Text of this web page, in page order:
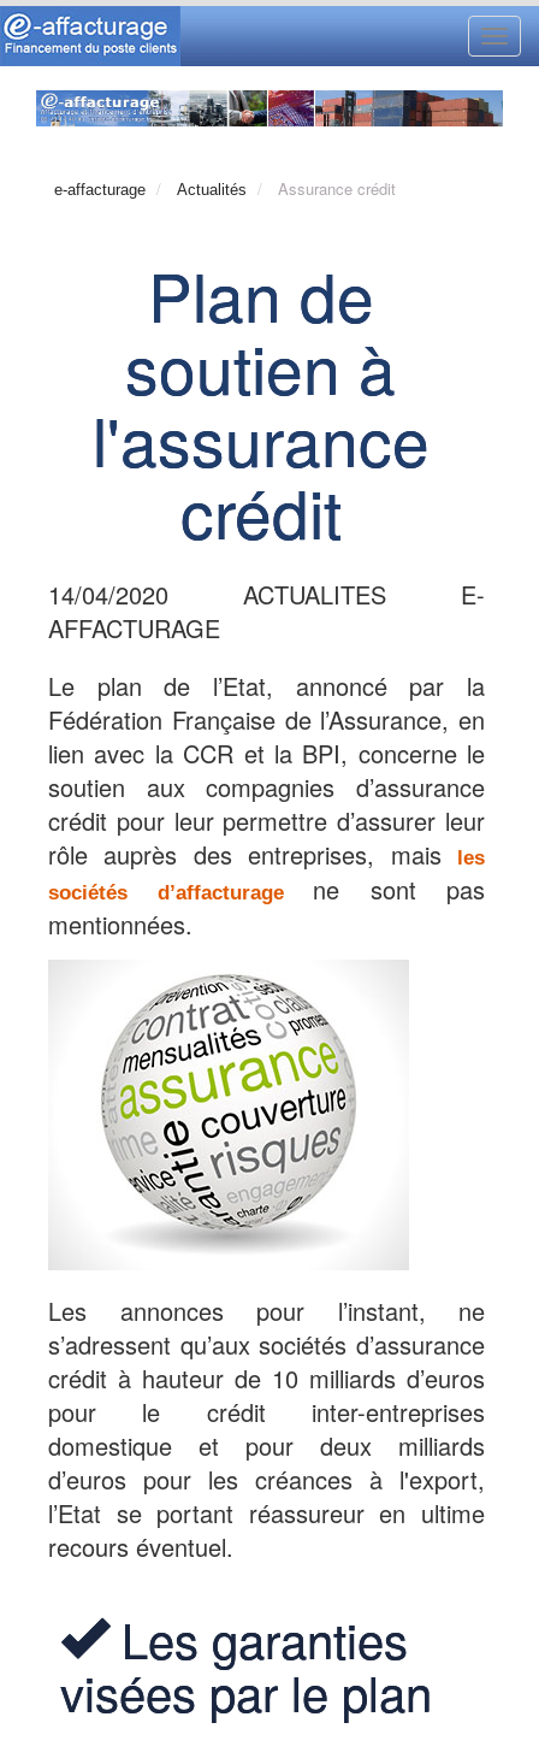
e-affacturage Actualités Assurance crédit
Plan de
soutien à
l'assurance
crédit
14/04/2020 ACTUALITES E-
AFFACTURAGE
Le plan de l’Etat, annoncé par la
Fédération Française de l’Assurance, en
lien avec la CCR et la BPI, concerne le
soutien aux compagnies d’assurance
crédit pour leur permettre d’assurer leur
rôle auprès des entreprises, mais
les
sociétés d’affacturage ne sont pas
mentionnées.
Les annonces pour l’instant, ne
s’adressent qu’aux sociétés d’assurance
crédit à hauteur de 10 milliards d’euros
pour le crédit inter-entreprises
domestique et pour deux milliards
d’euros pour les créances à l'export,
l’Etat se portant réassureur en ultime
recours éventuel.
Les garanties
visées par le plan